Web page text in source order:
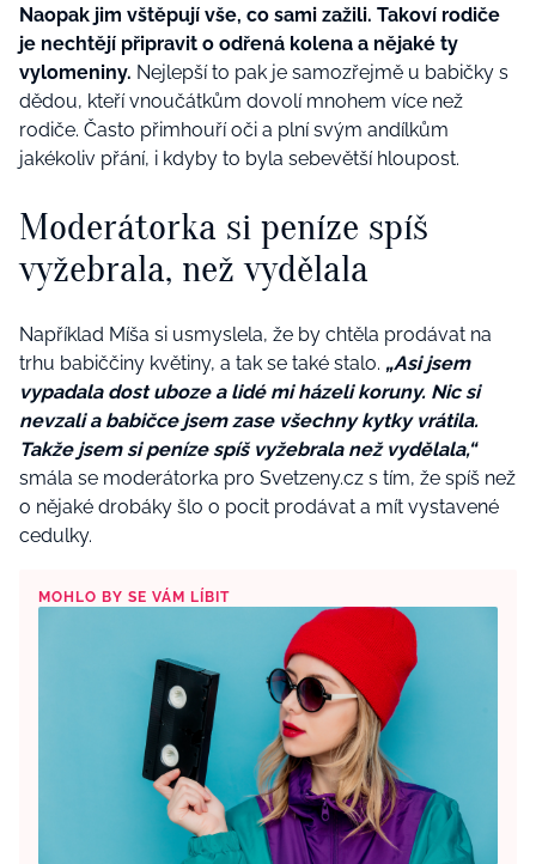
Naopak jim vštěpují vše, co sami zažili. Takoví rodiče
je nechtějí připravit o odřená kolena a nějaké ty
vylomeniny. Nejlepší to pak je samozřejmě u babičky s
dědou, kteří vnoučátkům dovolí mnohem více než
rodiče. Často přimhouří oči a plní svým andílkům
jakékoliv přání, i kdyby to byla sebevětší hloupost.
Moderátorka si peníze spíš
vyžebrala, než vydělala
Například Míša si usmyslela, že by chtěla prodávat na
trhu babiččiny květiny, a tak se také stalo. „Asi jsem
vypadala dost uboze a lidé mi házeli koruny. Nic si
nevzali a babičce jsem zase všechny kytky vrátila.
Takže jsem si peníze spíš vyžebrala než vydělala,“
smála se moderátorka pro Svetzeny.cz s tím, že spíš než
o nějaké drobáky šlo o pocit prodávat a mít vystavené
cedulky.
MOHLO BY SE VÁM LÍBIT